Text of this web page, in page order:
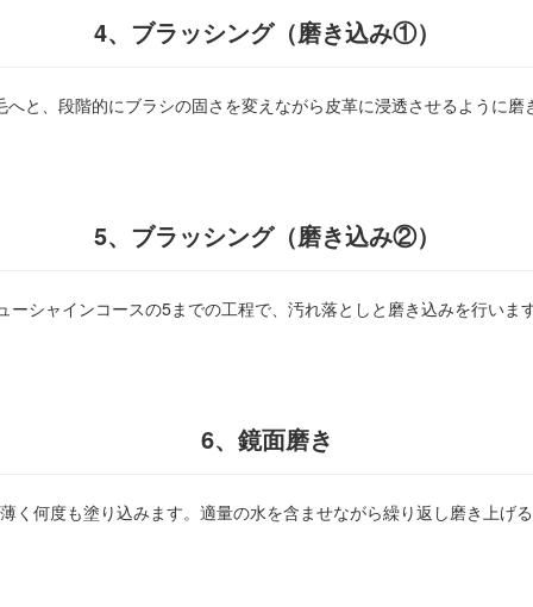
4、 ブラッシング（磨き込み①）
へと、段階的にブラシの固さを変えながら皮革に浸透させるように磨
5、ブラッシング（磨き込み②）
ーシャインコースの5までの工程で、汚れ落としと磨き込みを行います
6、鏡面磨き
く何度も塗り込みます。適量の水を含ませながら繰り返し磨き上げ